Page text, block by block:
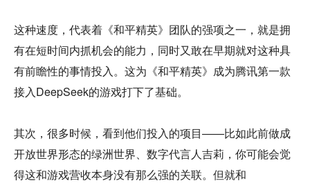
这种速度，代表着《和平精英》团队的强项之一，就是拥
有在短时间内抓机会的能力，同时又敢在早期就对这种具
有前瞻性的事情投入。这为《和平精英》成为腾讯第一款
接入DeepSeek的游戏打下了基础。
其次，很多时候，看到他们投入的项目——比如此前做成
开放世界形态的绿洲世界、数字代言人吉莉，你可能会觉
得这和游戏营收本身没有那么强的关联。但就和